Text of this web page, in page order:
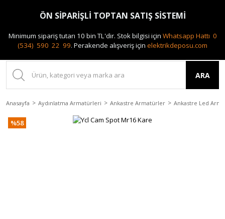
0(212) 240 87 88
ARA
Anasayfa Aydınlatma Armatürleri Ankastre Armatürler Ankastre Led
%58
ÖN SİPARİŞLİ TOPTAN SATIŞ SİSTEMİ
Minimum sipariş tutarı 10 bin TL'dir. Stok bilgisi için Whatsapp Hattı 0
(534) 590 22 99. Perakende alışveriş için elektrikdeposu.com